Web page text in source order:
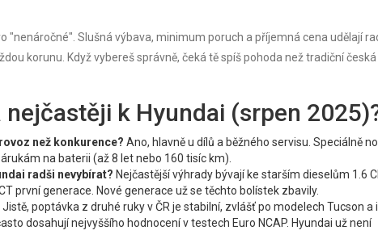
"nenáročné". Slušná výbava, minimum poruch a příjemná cena udělají
korunu. Když vybereš správně, čeká tě spíš pohoda než tradiční česká
nejčastěji k Hyundai (srpen
než konkurence? Ano, hlavně u dílů a běžného servisu. Speciálně
na baterii (až 8 let nebo 160 tisíc km).
radši nevybírat? Nejčastější výhrady bývají ke starším dieselům 1.6
první generace. Nové generace už se těchto bolístek zbavily.
Jistě, poptávka z druhé ruky v ČR je stabilní, zvlášť po modelech Tucson a
dosahují nejvyššího hodnocení v testech Euro NCAP. Hyundai už není